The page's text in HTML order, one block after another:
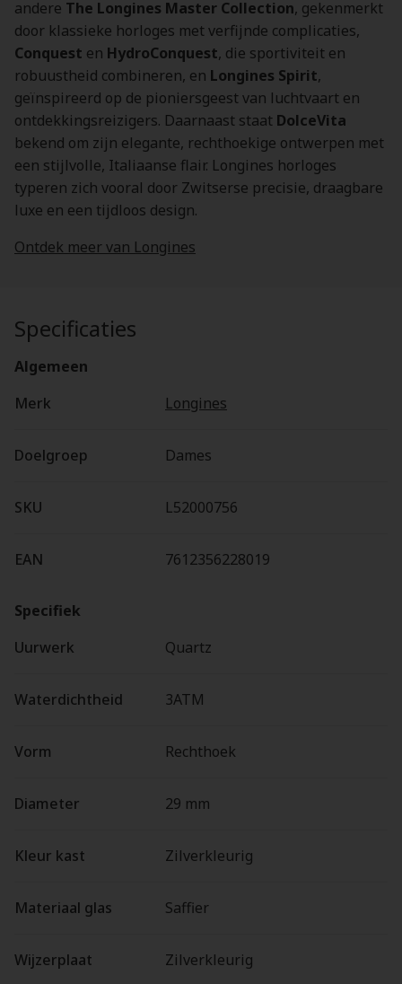
andere The Longines Master Collection, gekenmerkt
door klassieke horloges met verfijnde complicaties,
Conquest en HydroConquest, die sportiviteit en
robuustheid combineren, en Longines Spirit,
geïnspireerd op de pioniersgeest van luchtvaart en
ontdekkingsreizigers. Daarnaast staat DolceVita
bekend om zijn elegante, rechthoekige ontwerpen met
een stijlvolle, Italiaanse flair. Longines horloges
typeren zich vooral door Zwitserse precisie, draagbare
luxe en een tijdloos design.
Ontdek meer van Longines
Specificaties
Algemeen
Merk
Longines
Doelgroep Dames
SKU L52000756
EAN 7612356228019
Specifiek
Uurwerk
Quartz
Waterdichtheid 3ATM
Vorm Rechthoek
Diameter 29 mm
Kleur kast Zilverkleurig
Materiaal glas Saffier
Wijzerplaat Zilverkleurig